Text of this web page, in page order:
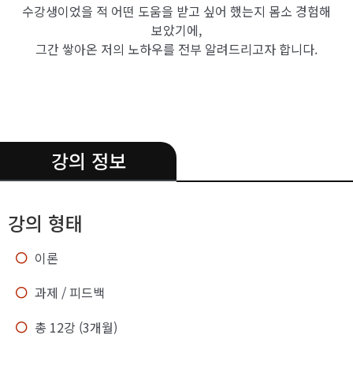
수강생이었을 적 어떤 도움을 받고 싶어 했는지 몸소 경험해
보았기에,
그간 쌓아온 저의 노하우를 전부 알려드리고자 합니다.
강의 정보
강의 형태
이론
과제 / 피드백
총 12강 (3개월)